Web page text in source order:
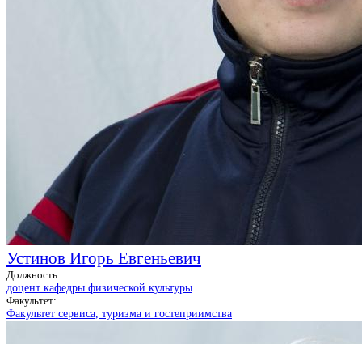
Устинов Игорь Евгеньевич
Должность:
доцент кафедры физической культуры
Факультет:
Факультет сервиса, туризма и гостеприимства